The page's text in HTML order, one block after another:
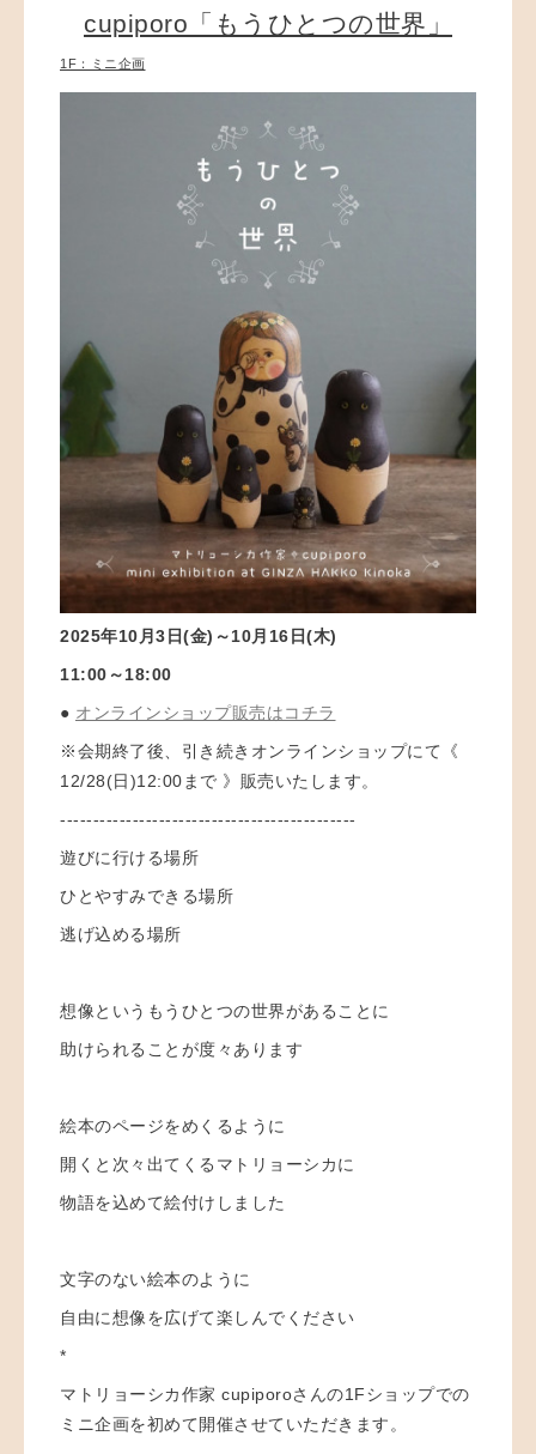
cupiporo「もうひとつの世界」
1F：ミニ企画
2025年10月3日(金)～10月16日(木)
11:00～18:00
● オンラインショップ販売はコチラ
※会期終了後、 引き続きオンラインショップにて《
12/28(日)12:00まで 》販売いたします。
---------------------------------------------
遊びに行ける場所
ひとやすみできる場所
逃げ込める場所
想像というもうひとつの世界があることに
助けられることが度々あります
絵本のページをめくるように
開くと次々出てくるマトリョーシカに
物語を込めて絵付けしました
文字のない絵本のように
自由に想像を広げて楽しんでください
*
マトリョーシカ作家 cupiporoさんの1Fショップでの
ミニ企画を初めて開催させていただきます。